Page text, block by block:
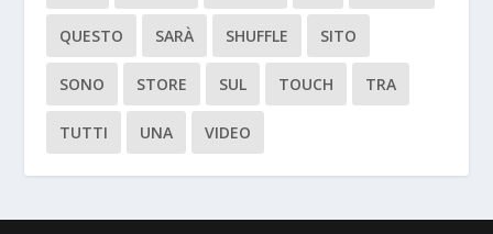
QUESTO SARÀ SHUFFLE SITO
SONO STORE SUL TOUCH TRA
TUTTI UNA VIDEO